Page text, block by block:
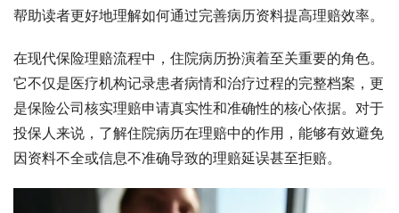
帮助读者更好地理解如何通过完善病历资料提高理赔效率。
在现代保险理赔流程中，住院病历扮演着至关重要的角色。
它不仅是医疗机构记录患者病情和治疗过程的完整档案，更
是保险公司核实理赔申请真实性和准确性的核心依据。对于
投保人来说，了解住院病历在理赔中的作用，能够有效避免
因资料不全或信息不准确导致的理赔延误甚至拒赔。